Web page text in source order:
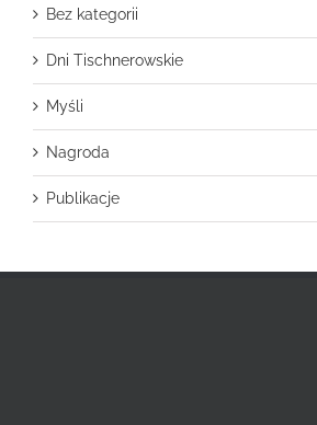
Bez kategorii
Dni Tischnerowskie
Myśli
Nagroda
Publikacje